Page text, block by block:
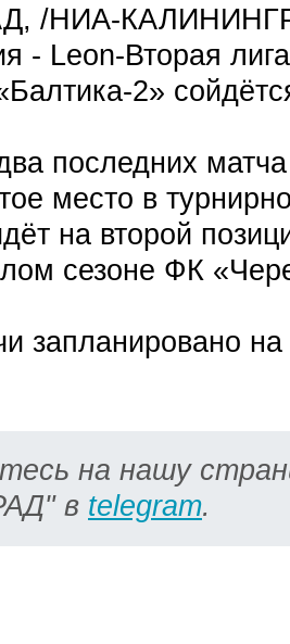
/НИА-
- Leon-Вторая
2»
последних
место в
на второй
сезоне ФК
запланировано
на нашу
в telegram.